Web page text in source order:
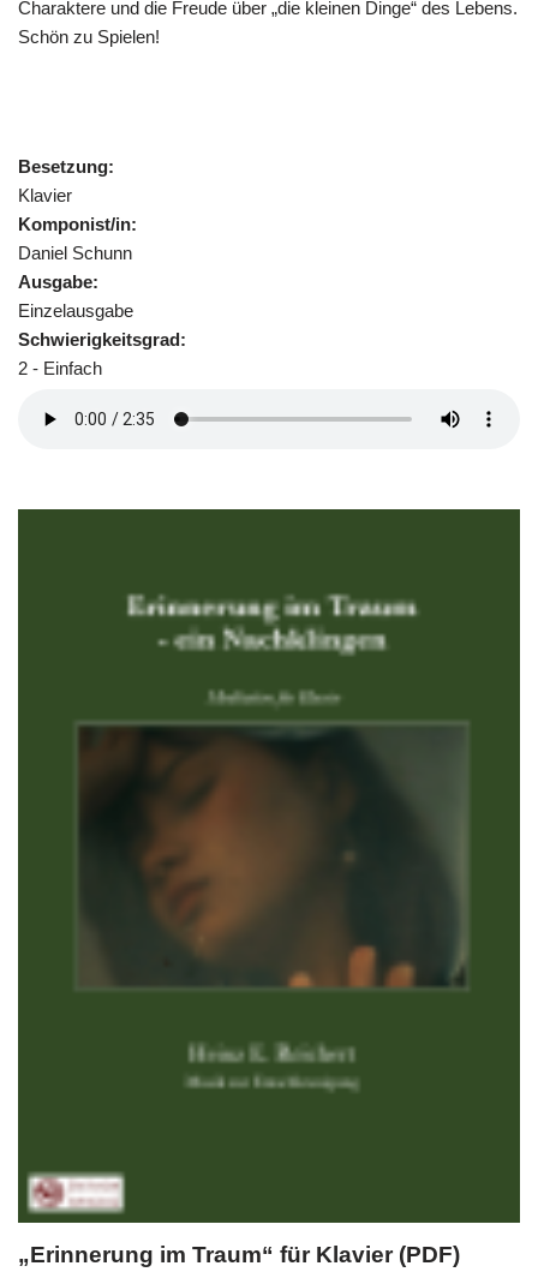
Charaktere und die Freude über „die kleinen Dinge“ des Lebens.
Schön zu Spielen!
Besetzung:
Klavier
Komponist/in:
Daniel Schunn
Ausgabe:
Einzelausgabe
Schwierigkeitsgrad:
2 - Einfach
„Erinnerung im Traum“ für Klavier (PDF)